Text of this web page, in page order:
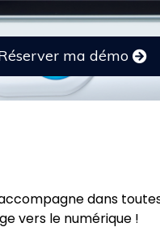
ma démo
dans
vers le numérique !